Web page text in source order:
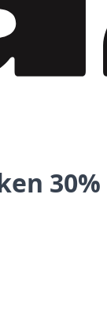
30%